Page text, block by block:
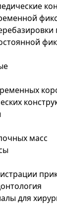
масс
для